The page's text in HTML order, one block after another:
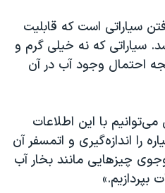
سیاراتی است که قابلیت
سیاراتی که نه خیلی گرم و
احتمال وجود آب در آن
با این اطلاعات
را اندازه‌گیری‌ و اتمسفر آن
چیزهایی مانند بخار آب